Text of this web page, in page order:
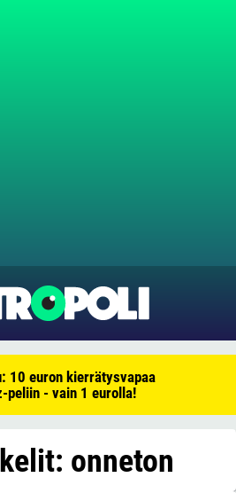
10 euron kierrätysvapaa
peliin - vain 1 eurolla!
onneton